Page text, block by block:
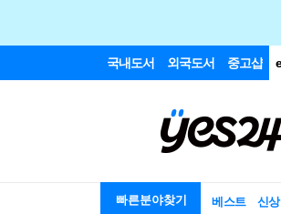
국내도서 외국도서 중고샵
빠른분야찾기 베스트 신